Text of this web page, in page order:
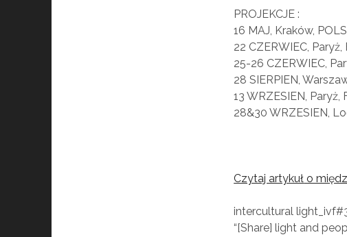
PROJEKCJE :
16 MAJ, Kraków,
22 CZERWIEC, Paryż,
25-26 CZERWIEC,
28 SIERPIEN,
13 WRZESIEN, Paryż,
28&30 WRZESIEN,
Czytaj artykuł o
intercultural
“ [Share] light and